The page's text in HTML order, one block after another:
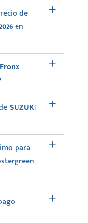
de
en
SUZUKI
para